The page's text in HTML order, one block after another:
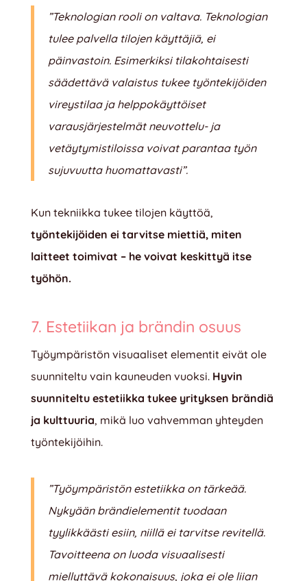
”Teknologian rooli on valtava. Teknologian
tulee palvella tilojen käyttäjiä, ei
päinvastoin. Esimerkiksi tilakohtaisesti
säädettävä valaistus tukee työntekijöiden
vireystilaa ja helppokäyttöiset
varausjärjestelmät neuvottelu- ja
vetäytymistiloissa voivat parantaa työn
sujuvuutta huomattavasti”.
Kun tekniikka tukee tilojen käyttöä,
työntekijöiden ei tarvitse miettiä, miten
laitteet toimivat – he voivat keskittyä itse
työhön.
7. Estetiikan ja brändin osuus
Työympäristön visuaaliset elementit eivät ole
suunniteltu vain kauneuden vuoksi. Hyvin
suunniteltu estetiikka tukee yrityksen brändiä
ja kulttuuria, mikä luo vahvemman yhteyden
työntekijöihin.
”Työympäristön estetiikka on tärkeää.
Nykyään brändielementit tuodaan
tyylikkäästi esiin, niillä ei tarvitse revitellä.
Tavoitteena on luoda visuaalisesti
miellyttävä kokonaisuus, joka ei ole liian